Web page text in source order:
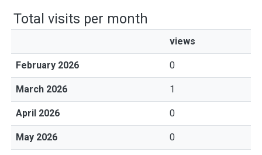
Total visits per month
views
February 2026 0
March 2026 1
April 2026 0
May 2026 0